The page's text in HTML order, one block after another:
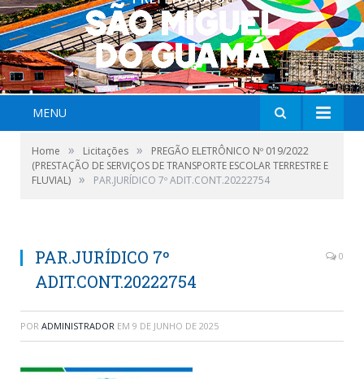
MENU
Home » Licitações »
PREGÃO ELETRÔNICO Nº 019/2022
(PRESTAÇÃO DE SERVIÇOS DE TRANSPORTE ESCOLAR TERRESTRE E
FLUVIAL) » PAR.JURÍDICO 7º ADIT.CONT.20222754
PAR.JURÍDICO 7º
ADIT.CONT.20222754
0
POR ADMINISTRADOR EM 9 DE JUNHO DE 2025